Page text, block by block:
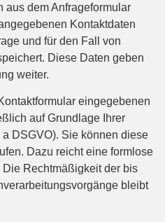
aus dem Anfrageformular
Kontaktdaten
und für den Fall von
Diese Daten geben
weiter.
eingegebenen
auf Grundlage Ihrer
DSGVO). Sie können diese
Dazu reicht eine formlose
Rechtmäßigkeit der bis
bleibt